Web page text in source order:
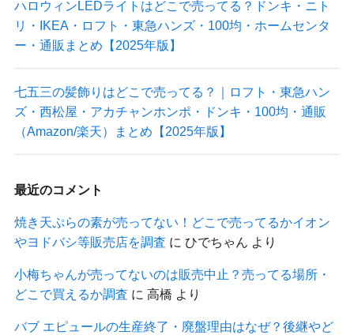
ハロウィンLEDライトはどこで売ってる？ドンキ・ニト
リ・IKEA・ロフト・東急ハンズ・100均・ホームセンタ
ー・通販まとめ【2025年版】
七五三の髪飾りはどこで売ってる？｜ロフト・東急ハン
ズ・西松屋・アカチャンホンポ・ドンキ・100均・通販
（Amazon/楽天）まとめ【2025年版】
最近のコメント
焼き天ぷらの素が売ってない！どこで売ってるかイオン
やヨドバシ等販売店を調査 に ひでちゃん より
小梅ちゃんが売ってないのは販売中止？売ってる場所・
どこで買えるか調査 に 高橋 より
バブ エピュールの生産終了・廃盤理由はなぜ？後継やど